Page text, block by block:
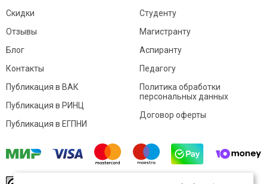
Скидки
Отзывы
Блог
Контакты
Студенту
Магистранту
Аспиранту
Педагогу
Публикация в ВАК
Публикация в РИНЦ
Публикация в ЕГПНИ
Политика обработки
персональных данных
Договор оферты